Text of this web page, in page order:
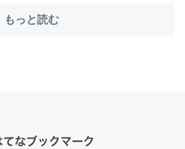
もっと読む